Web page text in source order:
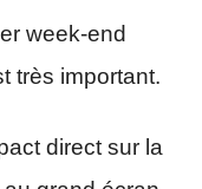
week-end
très important.
direct sur la